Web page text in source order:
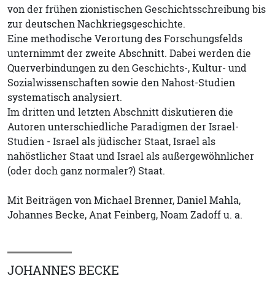
von der frühen zionistischen Geschichtsschreibung bis
zur deutschen Nachkriegsgeschichte.
Eine methodische Verortung des Forschungsfelds
unternimmt der zweite Abschnitt. Dabei werden die
Querverbindungen zu den Geschichts-, Kultur- und
Sozialwissenschaften sowie den Nahost-Studien
systematisch analysiert.
Im dritten und letzten Abschnitt diskutieren die
Autoren unterschiedliche Paradigmen der Israel-
Studien - Israel als jüdischer Staat, Israel als
nahöstlicher Staat und Israel als außergewöhnlicher
(oder doch ganz normaler?) Staat.
Mit Beiträgen von Michael Brenner, Daniel Mahla,
Johannes Becke, Anat Feinberg, Noam Zadoff u. a.
JOHANNES BECKE